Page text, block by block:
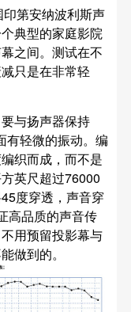
第安纳波利斯声
典型的家庭影院
之间。测试在不
只是在非常轻
与扬声器保持
有轻微的振动。编
织而成，而不是
英尺超过76000
度穿透，声音穿
高品质的声音传
用预留投影幕与
做到的。